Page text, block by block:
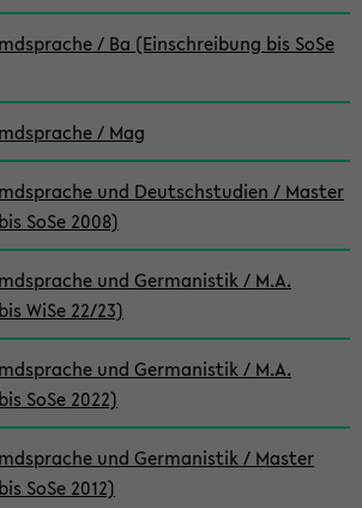
/ Ba (Einschreibung bis SoSe
/ Mag
und Deutschstudien / Master
SoSe 2008)
und Germanistik / M.A.
WiSe 22/23)
und Germanistik / M.A.
SoSe 2022)
und Germanistik / Master
SoSe 2012)